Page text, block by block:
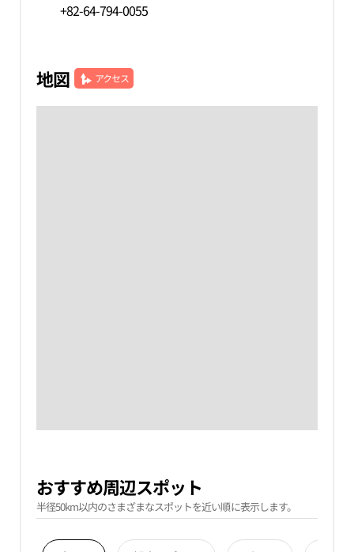
+82-64-794-0055
地図 アクセス
おすすめ周辺スポット
半径50km以内のさまざまなスポットを近い順に表示します。